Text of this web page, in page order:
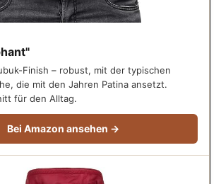
Finish – robust, mit der typischen
die mit den Jahren Patina ansetzt.
für den Alltag.
Bei Amazon ansehen →